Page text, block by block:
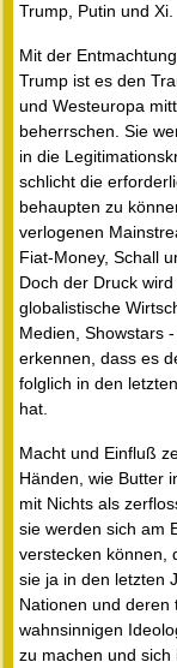
Trump, Putin und Xi.
Mit der
Trump ist es den
und Westeuropa
beherrschen. Sie
in die
schlicht die
behaupten zu
verlogenen
Fiat-Money, Schall
Doch der Druck
globalistische
Medien, Showstars
erkennen, dass es
folglich in den
hat.
Macht und Einfluß
Händen, wie Butter
mit Nichts als
sie werden sich am
verstecken können,
sie ja in den letzten
Nationen und deren
wahnsinnigen
zu machen und